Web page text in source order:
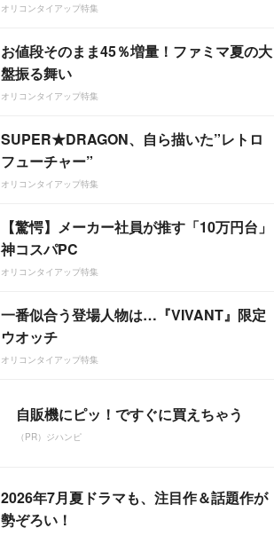
オリコンタイアップ特集
お値段そのまま45％増量！ファミマ夏の大
盤振る舞い
オリコンタイアップ特集
SUPER★DRAGON、自ら描いた”レトロ
フューチャー”
オリコンタイアップ特集
【驚愕】メーカー社員が推す「10万円台」
神コスパPC
オリコンタイアップ特集
一番似合う登場人物は…『VIVANT』限定
ウオッチ
オリコンタイアップ特集
自販機にピッ！ですぐに買えちゃう
（PR）ジハンピ
2026年7月夏ドラマも、注目作＆話題作が
勢ぞろい！